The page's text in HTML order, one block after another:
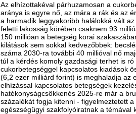
Az elhízottakéval párhuzamosan a
aránya is egyre nő, az mára a rák és az
a harmadik leggyakoribb halálokká vált
feletti lakosság körében csaknem 93
150 millióan a betegség korai
kilátások sem sokkal kedvezőbbek:
száma 2030-ra további 40 millióval nő
túl a kérdés komoly gazdasági terhet is
cukorbetegséggel kapcsolatos kiadások
(6,2 ezer milliárd forint) is meghaladja az
elhízással kapcsolatos betegségek
hatékonyságcsökkenés 2025-re már a
százalékát fogja kitenni - figyelmeztetett
egészségügyi szakfolyóiratnak a témával